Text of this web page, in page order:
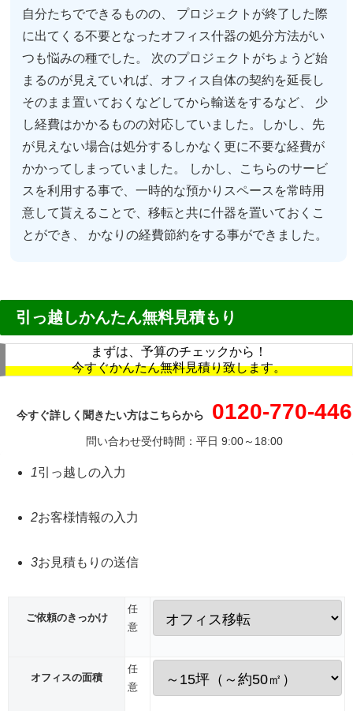
自分たちでできるものの、 プロジェクトが終了した際
に出てくる不要となったオフィス什器の処分方法がい
つも悩みの種でした。 次のプロジェクトがちょうど始
まるのが見えていれば、オフィス自体の契約を延長し
そのまま置いておくなどしてから輸送をするなど、 少
し経費はかかるものの対応していました。しかし、先
が見えない場合は処分するしかなく更に不要な経費が
かかってしまっていました。 しかし、こちらのサービ
スを利用する事で、一時的な預かりスペースを常時用
意して貰えることで、移転と共に什器を置いておくこ
とができ、 かなりの経費節約をする事ができました。
引っ越しかんたん無料見積もり
まずは、予算のチェックから！
今すぐかんたん無料見積り致します。
今すぐ詳しく聞きたい方はこちらから 0120-770-446
問い合わせ受付時間：平日 9:00～18:00
1引っ越しの入力
2お客様情報の入力
3お見積もりの送信
ご依頼のきっかけ
任
意
オフィスの面積
任
意